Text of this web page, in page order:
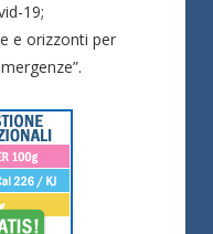
19;
e orizzonti per